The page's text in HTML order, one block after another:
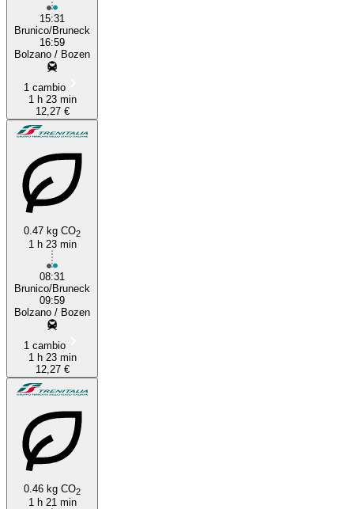
Bolzano
15:31
Brunico/Bruneck
16:59
Bolzano / Bozen
1 cambio
1 h 23 min
12,27 €
0.47 kg CO2
1 h 23 min
08:31
Brunico/Bruneck
09:59
Bolzano / Bozen
1 cambio
1 h 23 min
12,27 €
0.46 kg CO2
1 h 21 min